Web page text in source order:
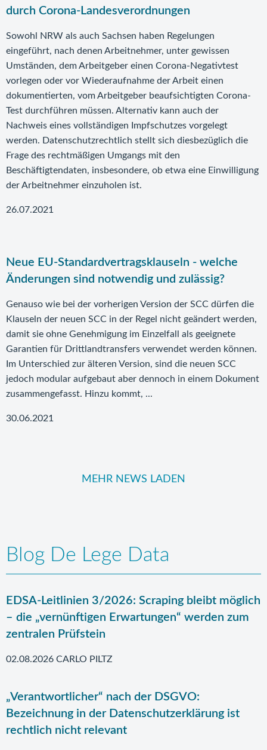
durch Corona-Landesverordnungen
Sowohl NRW als auch Sachsen haben Regelungen
eingeführt, nach denen Arbeitnehmer, unter gewissen
Umständen, dem Arbeitgeber einen Corona-Negativtest
vorlegen oder vor Wiederaufnahme der Arbeit einen
dokumentierten, vom Arbeitgeber beaufsichtigten Corona-
Test durchführen müssen. Alternativ kann auch der
Nachweis eines vollständigen Impfschutzes vorgelegt
werden. Datenschutzrechtlich stellt sich diesbezüglich die
Frage des rechtmäßigen Umgangs mit den
Beschäftigtendaten, insbesondere, ob etwa eine Einwilligung
der Arbeitnehmer einzuholen ist.
26.07.2021
Neue EU-Standardvertragsklauseln - welche
Änderungen sind notwendig und zulässig?
Genauso wie bei der vorherigen Version der SCC dürfen die
Klauseln der neuen SCC in der Regel nicht geändert werden,
damit sie ohne Genehmigung im Einzelfall als geeignete
Garantien für Drittlandtransfers verwendet werden können.
Im Unterschied zur älteren Version, sind die neuen SCC
jedoch modular aufgebaut aber dennoch in einem Dokument
zusammengefasst. Hinzu kommt, ...
30.06.2021
MEHR NEWS LADEN
Blog De Lege Data
EDSA-Leitlinien 3/2026: Scraping bleibt möglich
– die „vernünftigen Erwartungen“ werden zum
zentralen Prüfstein
02.08.2026 CARLO PILTZ
„Verantwortlicher“ nach der DSGVO:
Bezeichnung in der Datenschutzerklärung ist
rechtlich nicht relevant